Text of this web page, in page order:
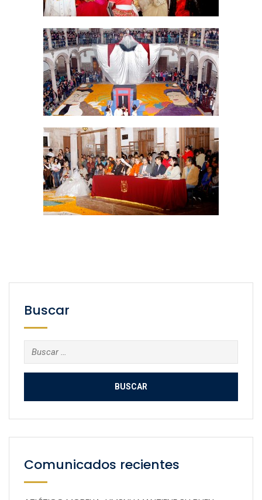
Buscar
Buscar:
Comunicados recientes